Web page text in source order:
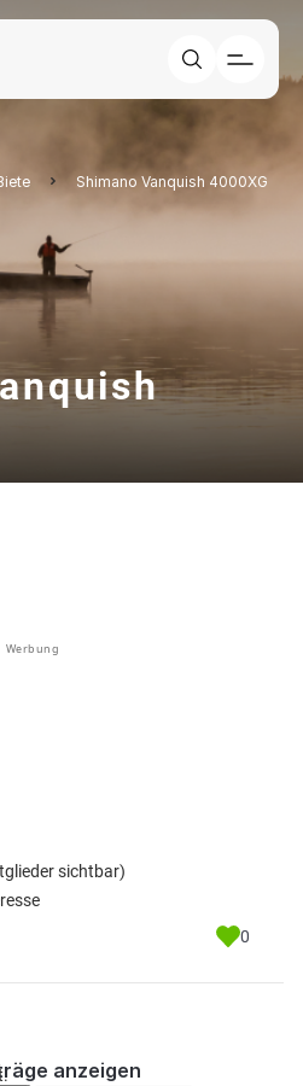
Shimano Vanquish 4000XG
Werbung
sichtbar)
0
anzeigen